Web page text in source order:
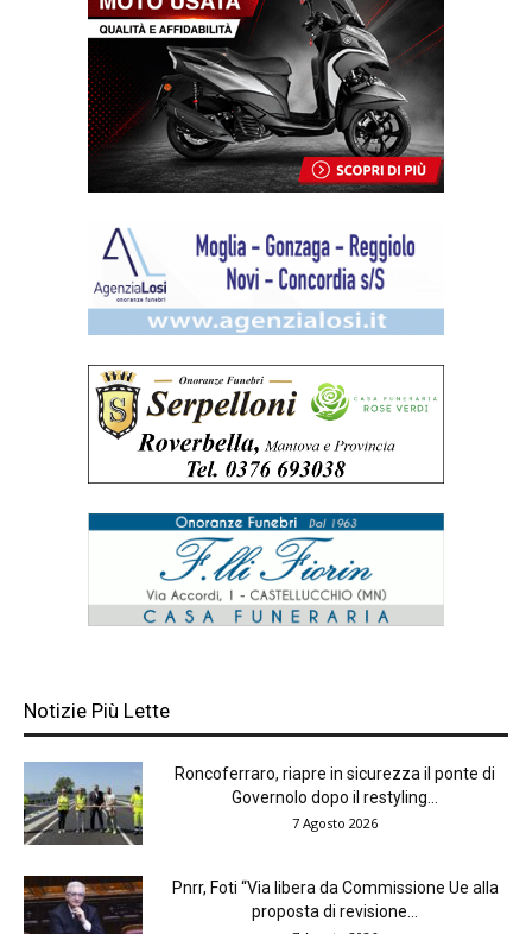
Notizie Più Lette
Roncoferraro, riapre in sicurezza il ponte di
Governolo dopo il restyling...
7 Agosto 2026
Pnrr, Foti “Via libera da Commissione Ue alla
proposta di revisione...